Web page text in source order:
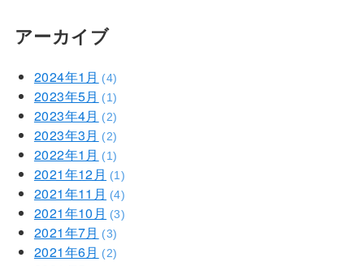
アーカイブ
2024年1月 (4)
2023年5月 (1)
2023年4月 (2)
2023年3月 (2)
2022年1月 (1)
2021年12月 (1)
2021年11月 (4)
2021年10月 (3)
2021年7月 (3)
2021年6月 (2)